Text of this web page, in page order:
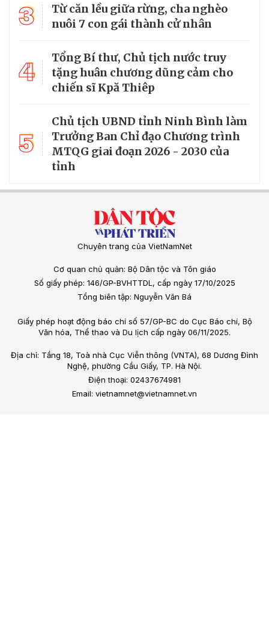
3
Từ căn lều giữa rừng, cha nghèo
nuôi 7 con gái thành cử nhân
4
Tổng Bí thư, Chủ tịch nước truy
tặng huân chương dũng cảm cho
chiến sĩ Kpă Thiêp
5
Chủ tịch UBND tỉnh Ninh Bình làm
Trưởng Ban Chỉ đạo Chương trình
MTQG giai đoạn 2026 - 2030 của
tỉnh
Chuyên trang của VietNamNet
Cơ quan chủ quản: Bộ Dân tộc và Tôn giáo
Số giấy phép: 146/GP-BVHTTDL, cấp ngày 17/10/2025
Tổng biên tập: Nguyễn Văn Bá
Giấy phép hoạt động báo chí số 57/GP-BC do Cục Báo chí, Bộ
Văn hóa, Thể thao và Du lịch cấp ngày 06/11/2025.
Địa chỉ: Tầng 18, Toà nhà Cục Viễn thông (VNTA), 68 Dương Đình
Nghệ, phường Cầu Giấy, TP. Hà Nội.
Điện thoại: 02437674981
Email: vietnamnet@vietnamnet.vn